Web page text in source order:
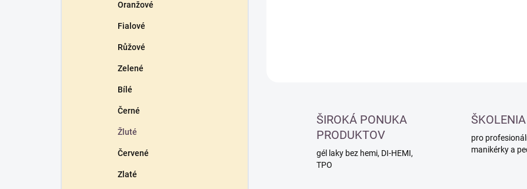
Oranžové
Fialové
Růžové
Zelené
Bílé
Černé
Žluté
Červené
Zlaté
ŠIROKÁ PONUKA
PRODUKTOV
gél laky bez hemi, DI-HEMI,
TPO
ŠKOLENIA
pro
manikérky a